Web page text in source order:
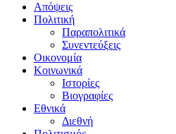
Απόψεις
Πολιτική
Παραπολιτικά
Συνεντεύξεις
Οικονομία
Κοινωνικά
Ιστορίες
Βιογραφίες
Εθνικά
Διεθνή